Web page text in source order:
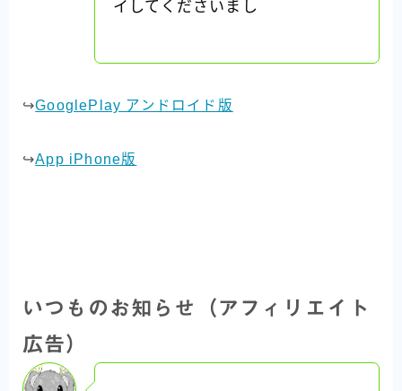
イしてくださいまし
↪︎GooglePlay アンドロイド版
↪︎App iPhone版
いつものお知らせ（アフィリエイト
広告）